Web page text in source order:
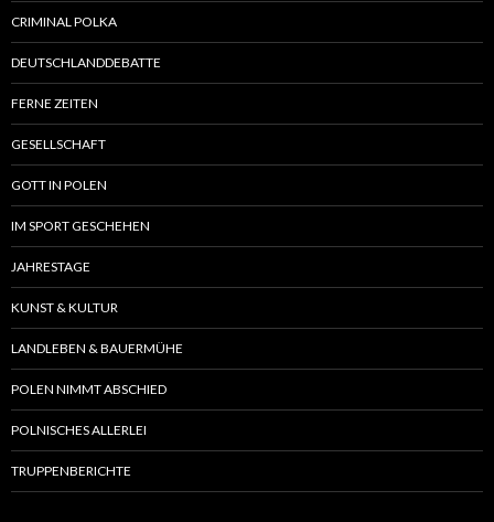
CRIMINAL POLKA
DEUTSCHLANDDEBATTE
FERNE ZEITEN
GESELLSCHAFT
GOTT IN POLEN
IM SPORT GESCHEHEN
JAHRESTAGE
KUNST & KULTUR
LANDLEBEN & BAUERMÜHE
POLEN NIMMT ABSCHIED
POLNISCHES ALLERLEI
TRUPPENBERICHTE